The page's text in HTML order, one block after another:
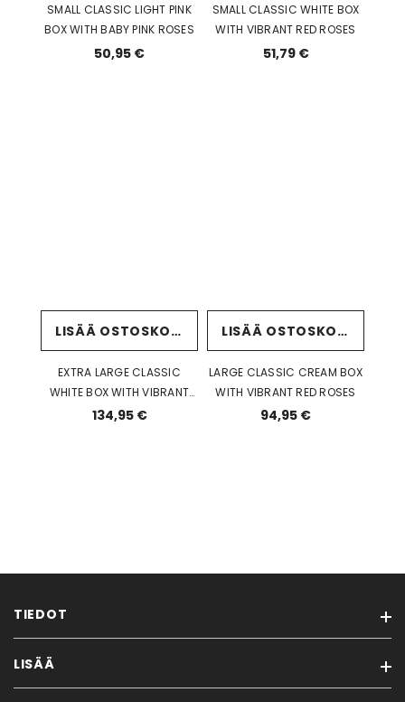
SMALL CLASSIC LIGHT PINK
BOX WITH BABY PINK ROSES
50,95 €
SMALL CLASSIC WHITE BOX
WITH VIBRANT RED ROSES
51,79 €
LISÄÄ OSTOSKORIIN
EXTRA LARGE CLASSIC
WHITE BOX WITH VIBRANT
RED ROSES
134,95 €
LISÄÄ OSTOSKORIIN
LARGE CLASSIC CREAM BOX
WITH VIBRANT RED ROSES
94,95 €
TIEDOT
TOIMITUSEHDOT & MAKSUSTAVAT
LISÄÄ